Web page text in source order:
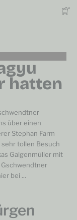
hatten
über einen
Stephan Farm
tollen Besuch
Galgenmüller mit
Gschwendtner
bei ...